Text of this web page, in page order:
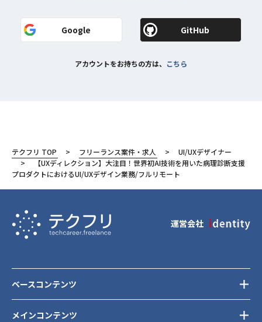
Google GitHub
アカウントをお持ちの方は、 こちら
テクフリ TOP フリーランス案件・求人
UI/UXデザイナー
【UXディレクション】大注目！世界初AI技術を用いた病理診断支援
プロダクトにおけるUI/UXデザイン業務/フルリモート
運営会社
メインコンテンツ
ベースコンテンツ